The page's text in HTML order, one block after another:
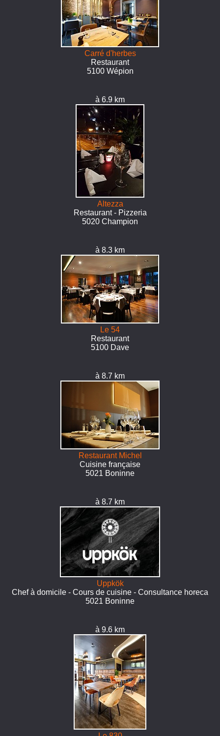
Carré d'herbes
Restaurant
5100 Wépion
à 6.9 km
Altezza
Restaurant - Pizzeria
5020 Champion
à 8.3 km
Le 54
Restaurant
5100 Dave
à 8.7 km
Restaurant Michel
Cuisine française
5021 Boninne
à 8.7 km
Uppkök
Chef à domicile - Cours de cuisine - Consultance horeca
5021 Boninne
à 9.6 km